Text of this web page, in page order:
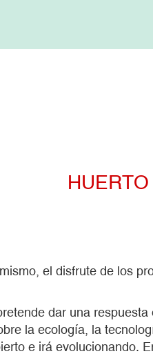
HUERTO
el disfrute de los
dar una
la ecología, la
e irá evolucionando.